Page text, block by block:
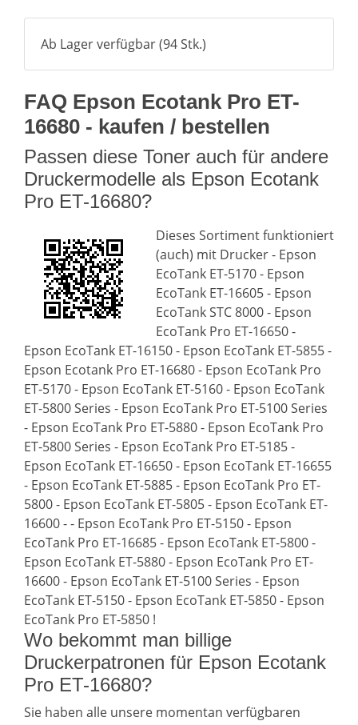
Ab Lager verfügbar (94 Stk.)
FAQ Epson Ecotank Pro ET-
16680 - kaufen / bestellen
Passen diese Toner auch für andere
Druckermodelle als Epson Ecotank
Pro ET-16680?
Dieses Sortiment funktioniert
(auch) mit Drucker - Epson
EcoTank ET-5170 - Epson
EcoTank ET-16605 - Epson
EcoTank STC 8000 - Epson
EcoTank Pro ET-16650 -
Epson EcoTank ET-16150 - Epson EcoTank ET-5855 -
Epson Ecotank Pro ET-16680 - Epson EcoTank Pro
ET-5170 - Epson EcoTank ET-5160 - Epson EcoTank
ET-5800 Series - Epson EcoTank Pro ET-5100 Series
- Epson EcoTank Pro ET-5880 - Epson EcoTank Pro
ET-5800 Series - Epson EcoTank Pro ET-5185 -
Epson EcoTank ET-16650 - Epson EcoTank ET-16655
- Epson EcoTank ET-5885 - Epson EcoTank Pro ET-
5800 - Epson EcoTank ET-5805 - Epson EcoTank ET-
16600 - - Epson EcoTank Pro ET-5150 - Epson
EcoTank Pro ET-16685 - Epson EcoTank ET-5800 -
Epson EcoTank ET-5880 - Epson EcoTank Pro ET-
16600 - Epson EcoTank ET-5100 Series - Epson
EcoTank ET-5150 - Epson EcoTank ET-5850 - Epson
EcoTank Pro ET-5850 !
Wo bekommt man billige
Druckerpatronen für Epson Ecotank
Pro ET-16680?
Sie haben alle unsere momentan verfügbaren